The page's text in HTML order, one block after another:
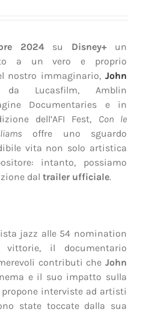
2024su Disney+un
a un vero e proprio
nostro immaginario, John
Lucasfilm, Amblin
Documentaries e in
dell’AFI Fest, Con le
offre uno sguardo
vita non solo artistica
intanto, possiamo
dal trailer ufficiale.
jazz alle 54 nomination
il documentario
contributi che John
e il suo impatto sulla
interviste ad artisti
state toccate dalla sua